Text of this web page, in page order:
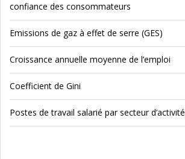
confiance des consommateurs
Emissions de gaz à effet de serre (GES)
Croissance annuelle moyenne de l’emploi
Coefficient de Gini
Postes de travail salarié par secteur d’activité